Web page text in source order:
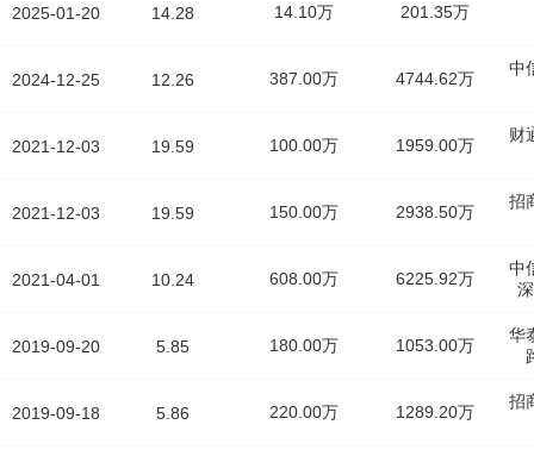
2025-01-20
2024-12-25
2021-12-03
2021-12-03
2021-04-01
2019-09-20
2019-09-18
14.28 14.10万 201.35万
12.26 387.00万 4744.62万
中
19.59 100.00万 1959.00万
财
19.59 150.00万 2938.50万
招
10.24 608.00万 6225.92万
中
5.85 180.00万 1053.00万
华
5.86 220.00万 1289.20万
招